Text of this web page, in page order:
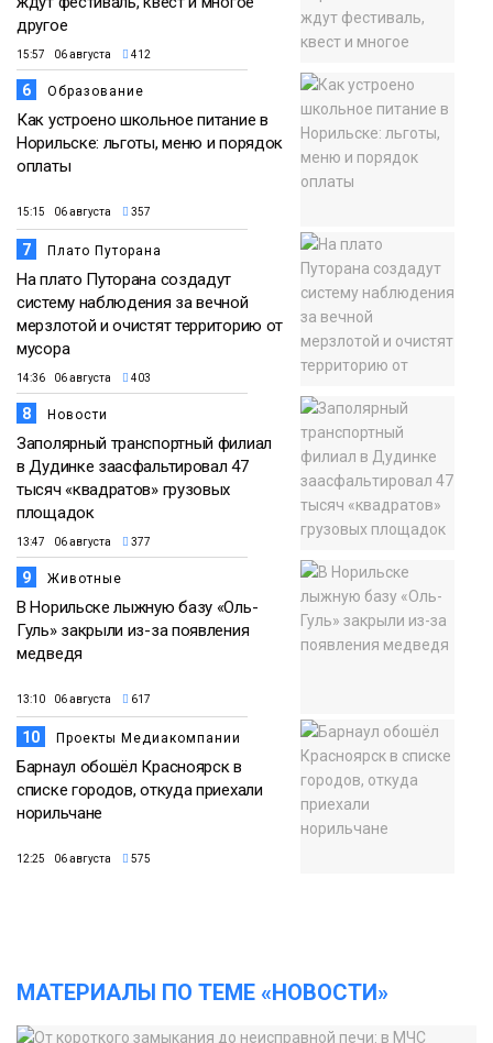
другое
15:57 06 августа 412
6 Образование
Как устроено школьное питание в
Норильске: льготы, меню и порядок
оплаты
15:15 06 августа 357
7 Плато Путорана
На плато Путорана создадут
систему наблюдения за вечной
мерзлотой и очистят территорию от
мусора
14:36 06 августа 403
8 Новости
Заполярный транспортный филиал
в Дудинке заасфальтировал 47
тысяч «квадратов» грузовых
площадок
13:47 06 августа 377
9 Животные
В Норильске лыжную базу «Оль-
Гуль» закрыли из-за появления
медведя
13:10 06 августа 617
10 Проекты Медиакомпании
Барнаул обошёл Красноярск в
списке городов, откуда приехали
норильчане
12:25 06 августа 575
МАТЕРИАЛЫ ПО ТЕМЕ «НОВОСТИ»